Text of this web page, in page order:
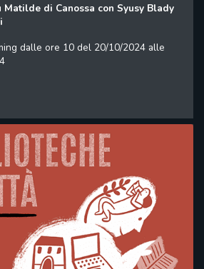
Matilde di Canossa con Syusy Blady
dalle ore 10 del 20/10/2024 alle